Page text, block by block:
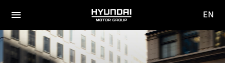
전체
메뉴
HYUNDAI
MOTOR
GROUP
사이
이동
EN